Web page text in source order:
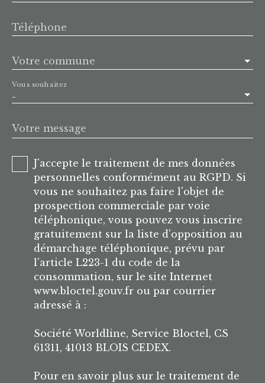
Téléphone
Votre commune
-
Vous souhaitez
Votre message
J'accepte le traitement de mes données
personnelles conformément au RGPD. Si
vous ne souhaitez pas faire l'objet de
prospection commerciale par voie
téléphonique, vous pouvez vous inscrire
gratuitement sur la liste d'opposition au
démarchage téléphonique, prévu par
l'article L223-1 du code de la
consommation, sur le site Internet
www.bloctel.gouv.fr ou par courrier
adressé à :
Société Worldline, Service Bloctel, CS
61311, 41013 BLOIS CEDEX.
Pour en savoir plus sur le traitement de